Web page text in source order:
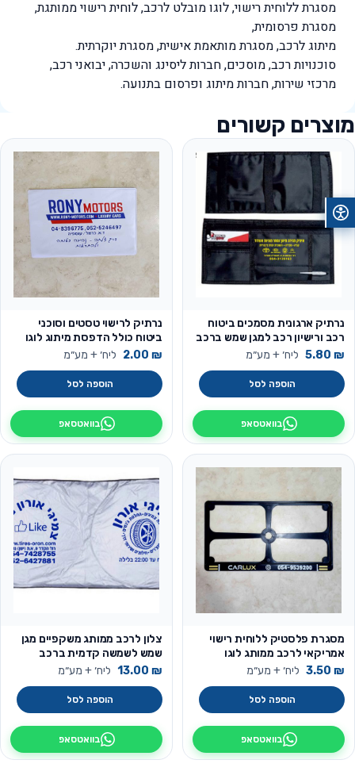
מסגרת ללוחית רישוי, לוגו מובלט לרכב, לוחית רישוי ממותגת,
מסגרת פרסומית,
מיתוג לרכב, מסגרת מותאמת אישית, מסגרת יוקרתית.
סוכנויות רכב, מוסכים, חברות ליסינג והשכרה, יבואני רכב,
מרכזי שירות, חברות מיתוג ופרסום בתנועה.
מוצרים קשורים
נרתיק ארגונית מסמכים ביטוח
רכב ורישיון רכב למגן שמש ברכב
5.80 ₪ ליח׳ + מע״מ
הוספה לסל
בוואטסאפ
נרתיק לרישוי טסטים וסוכני
ביטוח כולל הדפסת מיתוג לוגו
2.00 ₪ ליח׳ + מע״מ
הוספה לסל
בוואטסאפ
מסגרת פלסטיק ללוחית רישוי
אמריקאי לרכב ממותג לוגו
3.50 ₪ ליח׳ + מע״מ
הוספה לסל
בוואטסאפ
צלון לרכב ממותג משקפיים מגן
שמש לשמשה קדמית ברכב
ממותג לוגו
13.00 ₪ ליח׳ + מע״מ
הוספה לסל
בוואטסאפ